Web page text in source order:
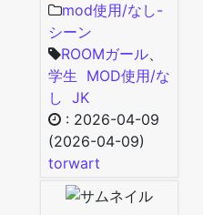
mod使用/なし-
シーン
ROOMガール、
学生 MOD使用/な
し JK
: 2026-04-09
(2026-04-09)
torwart